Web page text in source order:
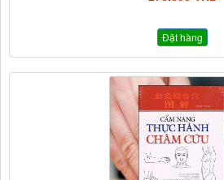
Đặt hàng